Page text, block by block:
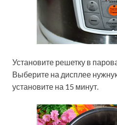
Установите решетку в
Выберите на дисплее
установите на 15 минут.